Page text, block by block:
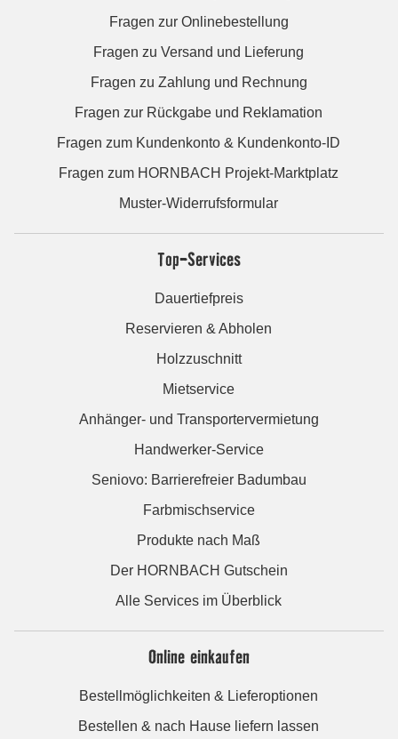
Fragen zur Onlinebestellung
Fragen zu Versand und Lieferung
Fragen zu Zahlung und Rechnung
Fragen zur Rückgabe und Reklamation
Fragen zum Kundenkonto & Kundenkonto-ID
Fragen zum HORNBACH Projekt-Marktplatz
Muster-Widerrufsformular
Top-Services
Dauertiefpreis
Reservieren & Abholen
Holzzuschnitt
Mietservice
Anhänger- und Transportervermietung
Handwerker-Service
Seniovo: Barrierefreier Badumbau
Farbmischservice
Produkte nach Maß
Der HORNBACH Gutschein
Alle Services im Überblick
Online einkaufen
Bestellmöglichkeiten & Lieferoptionen
Bestellen & nach Hause liefern lassen